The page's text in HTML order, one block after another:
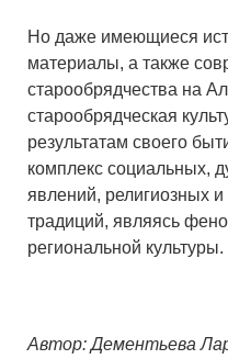
Но даже имеющиеся
материалы, а также
старообрядчества на
старообрядческая
результатам своего
комплекс социальных,
явлений, религиозных и
традиций, являясь
региональной культуры.
Автор: Дементьева